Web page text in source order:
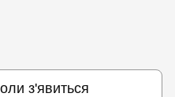
з'явиться